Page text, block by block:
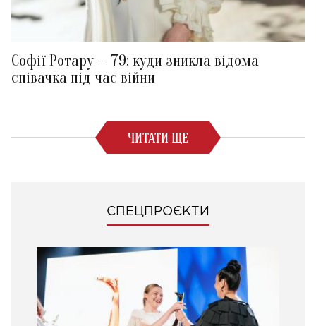
Софії Ротару — 79: куди зникла відома
співачка під час війни
ЧИТАТИ ЩЕ
СПЕЦПРОЄКТИ